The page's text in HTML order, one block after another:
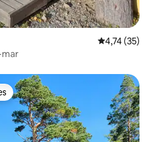
4,74 de uma
4,74 (35)
mar
dos hóspedes